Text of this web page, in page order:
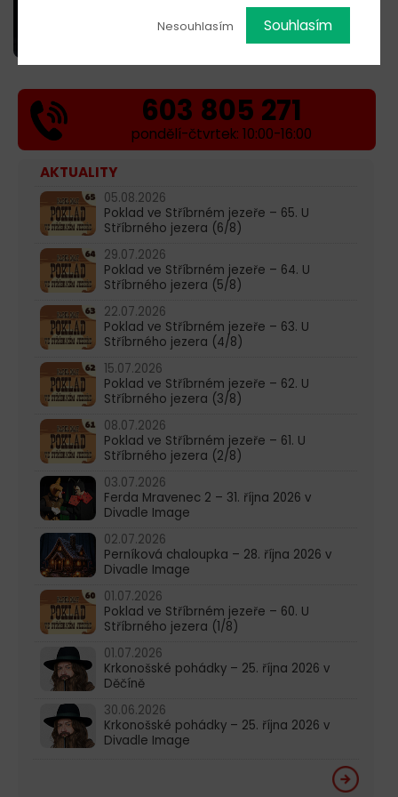
603 805 271
pondělí-čtvrtek: 10:00-16:00
AKTUALITY
05.08.2026
Poklad ve Stříbrném jezeře – 65. U
Stříbrného jezera (6/8)
29.07.2026
Poklad ve Stříbrném jezeře – 64. U
Stříbrného jezera (5/8)
22.07.2026
Poklad ve Stříbrném jezeře – 63. U
Stříbrného jezera (4/8)
15.07.2026
Poklad ve Stříbrném jezeře – 62. U
Stříbrného jezera (3/8)
08.07.2026
Poklad ve Stříbrném jezeře – 61. U
Stříbrného jezera (2/8)
03.07.2026
Ferda Mravenec 2 – 31. října 2026 v
Divadle Image
02.07.2026
Perníková chaloupka – 28. října 2026 v
Divadle Image
01.07.2026
Poklad ve Stříbrném jezeře – 60. U
Stříbrného jezera (1/8)
01.07.2026
Krkonošské pohádky – 25. října 2026 v
Děčíně
30.06.2026
Krkonošské pohádky – 25. října 2026 v
Divadle Image
Nesouhlasím Souhlasím